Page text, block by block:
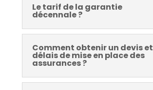
Le tarif de la garantie
décennale ?
Comment obtenir un devis et
délais de mise en place des
assurances ?